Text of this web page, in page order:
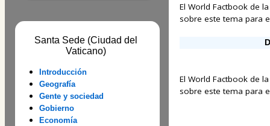
Santa Sede (Ciudad del
Vaticano)
Introducción
Geografía
Gente y sociedad
Gobierno
Economía
El World Factbook de
sobre este tema para
El World Factbook de
sobre este tema para